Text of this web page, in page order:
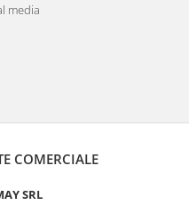
media
COMERCIALE
SRL